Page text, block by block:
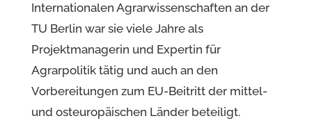
Internationalen Agrarwissenschaften an der
TU Berlin war sie viele Jahre als
Projektmanagerin und Expertin für
Agrarpolitik tätig und auch an den
Vorbereitungen zum EU-Beitritt der mittel-
und osteuropäischen Länder beteiligt.